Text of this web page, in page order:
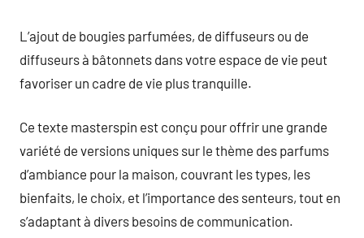
L’ajout de bougies parfumées, de diffuseurs ou de
diffuseurs à bâtonnets dans votre espace de vie peut
favoriser un cadre de vie plus tranquille.
Ce texte masterspin est conçu pour offrir une grande
variété de versions uniques sur le thème des parfums
d’ambiance pour la maison, couvrant les types, les
bienfaits, le choix, et l’importance des senteurs, tout en
s’adaptant à divers besoins de communication.